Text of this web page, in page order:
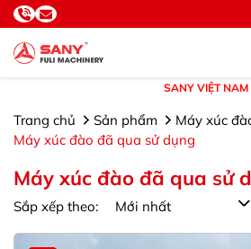
SANY VIỆT NAM ® -
Trang chủ Sản phẩm
Máy xúc
Máy xúc đào đã qua sử dụng
Máy xúc đào đã qua sử
Sắp xếp theo: